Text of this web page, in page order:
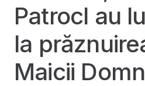
Patrocl au
la
Maicii